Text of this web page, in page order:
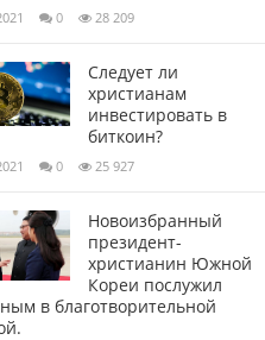
0 28 209
Следует ли
христианам
инвестировать в
биткоин?
0 25 927
Новоизбранный
президент-
христианин Южной
Кореи послужил
в благотворительной